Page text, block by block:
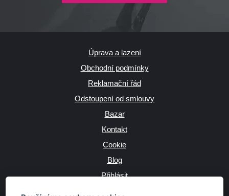
Úprava a lazení
Obchodní podmínky
Reklamační řád
Odstoupení od smlouvy
Bazar
Kontakt
Cookie
Blog
Přihlásit